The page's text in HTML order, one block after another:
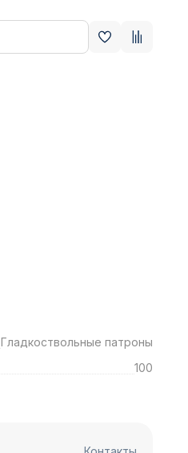
Гладкоствольные патроны
100